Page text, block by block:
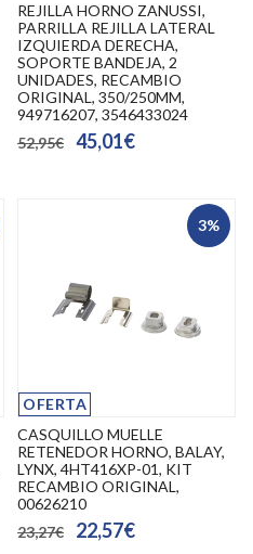
REJILLA HORNO ZANUSSI,
PARRILLA REJILLA LATERAL
IZQUIERDA DERECHA,
SOPORTE BANDEJA, 2
UNIDADES, RECAMBIO
ORIGINAL, 350/250MM,
949716207, 3546433024
52,95€
45,01€
3%
OFERTA
CASQUILLO MUELLE
RETENEDOR HORNO, BALAY,
LYNX, 4HT416XP-01, KIT
RECAMBIO ORIGINAL,
00626210
23,27€
22,57€